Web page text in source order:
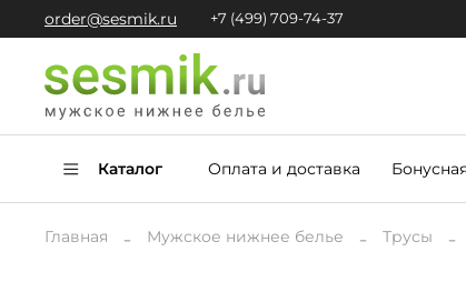
order@sesmik.ru +7 (499) 709-74-37
Каталог Оплата и доставка
Главная Мужское нижнее белье Трусы